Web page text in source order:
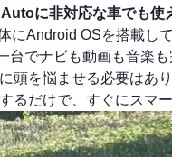
に非対応な車でも使
Android OSを搭載し
でナビも動画も音楽も
頭を悩ませる必要はあ
だけで、すぐにスマ